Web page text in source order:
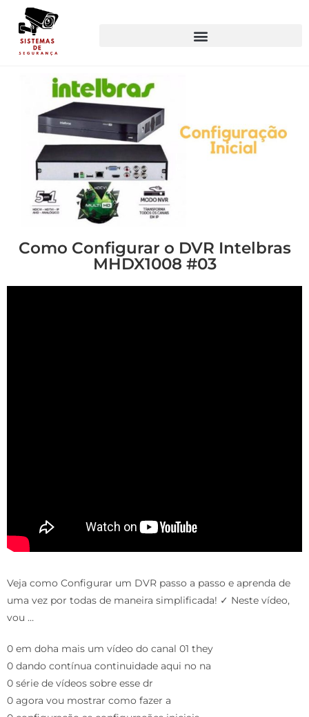
Como Configurar o DVR Intelbras
MHDX1008 #03
Veja como Configurar um DVR passo a passo e aprenda de
uma vez por todas de maneira simplificada! ✓ Neste vídeo,
vou …
0 em doha mais um vídeo do canal 01 they
0 dando contínua continuidade aqui no na
0 série de vídeos sobre esse dr
0 agora vou mostrar como fazer a